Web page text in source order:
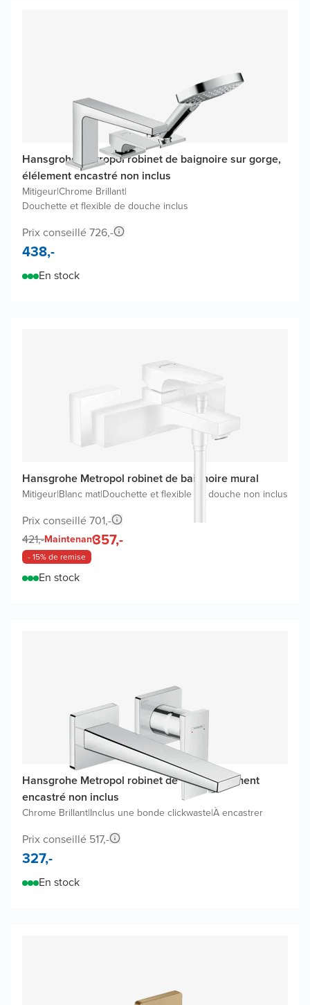
Hansgrohe Metropol robinet de baignoire sur gorge,
élélement encastré non inclus
Mitigeur|Chrome Brillant|
Douchette et flexible de douche inclus
Prix conseillé 726,-
438,-
En stock
Hansgrohe Metropol robinet de baignoire mural
Mitigeur|Blanc mat|Douchette et flexible de douche non inclus
Prix conseillé 701,-
421,-Maintenant357,-
- 15% de remise
En stock
Hansgrohe Metropol robinet de lavabo, élément
encastré non inclus
Chrome Brillant|Inclus une bonde clickwaste|À encastrer
Prix conseillé 517,-
327,-
En stock